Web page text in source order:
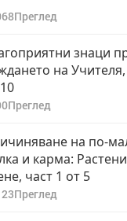
Преглед
знаци
на Учителя,
Преглед
на по-
и карма:
част 1 от 5
Преглед